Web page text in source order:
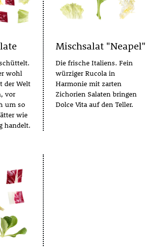
wohl
der Welt
vor
um so
wie
handelt.
Mischsalat "Neapel"
Die frische Italiens. Fein
würziger Rucola in
Harmonie mit zarten
Zichorien Salaten bringen
Dolce Vita auf den Teller.